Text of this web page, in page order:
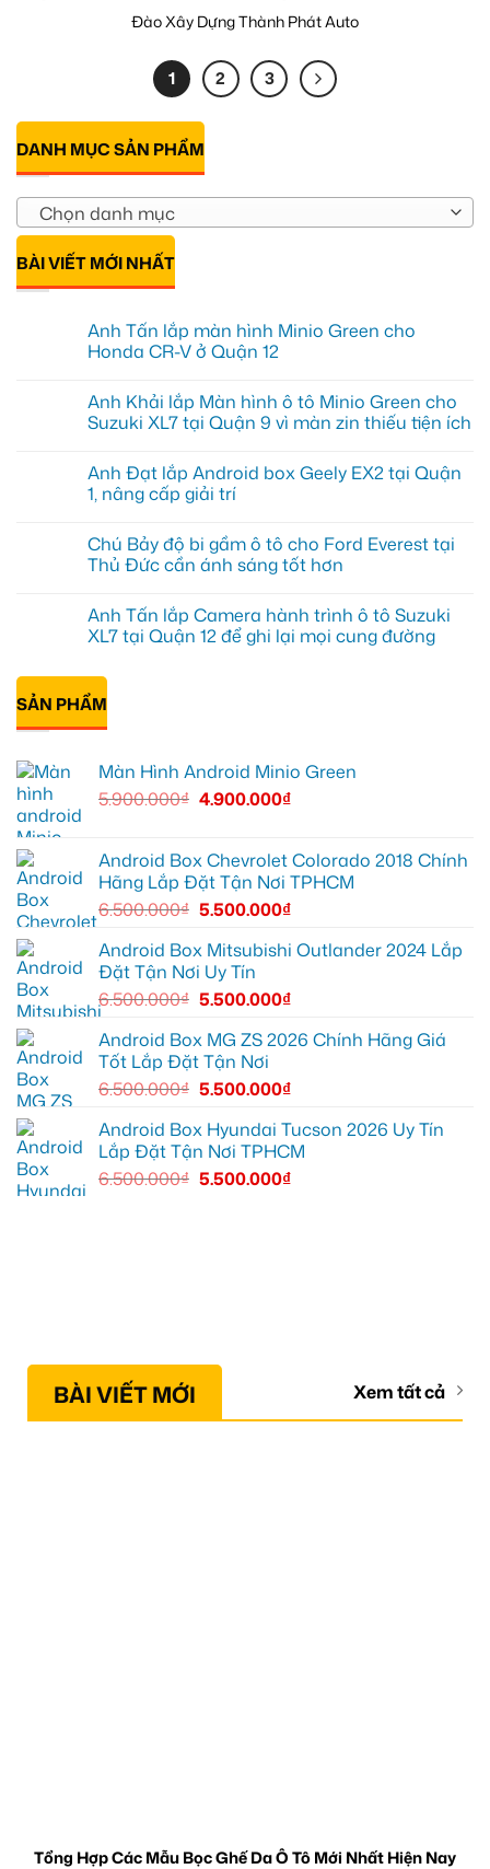
Đào Xây Dựng Thành Phát Auto
1 2 3
DANH MỤC SẢN PHẨM
Chọn danh mục
BÀI VIẾT MỚI NHẤT
Anh Tấn lắp màn hình Minio Green cho
Honda CR-V ở Quận 12
bình
luận
ở
lắp
màn
hình
cho
Honda
CR-
Quận
12
Anh Khải lắp Màn hình ô tô Minio Green cho
Suzuki XL7 tại Quận 9 vì màn zin thiếu tiện ích
bình
luận
ở
lắp
Màn
hình
Minio
Green
cho
Quận
9
vì
thiếu
ích
Anh Đạt lắp Android box Geely EX2 tại Quận
1, nâng cấp giải trí
bình
luận
ở
lắp
Android
box
Quận
1,
nâng
Chú Bảy độ bi gầm ô tô cho Ford Everest tại
Thủ Đức cần ánh sáng tốt hơn
bình
luận
ở
bi
gầm
ô
Ford
Everest
tại
ánh
sáng
tốt
hơn
Anh Tấn lắp Camera hành trình ô tô Suzuki
XL7 tại Quận 12 để ghi lại mọi cung đường
có
bình
luận
ở
Anh
Camera
trình
XL7
tại
Quận
để
ghi
mọi
cung
đường
SẢN PHẨM
Màn Hình Android Minio Green
5.900.000₫ 4.900.000₫
Android Box Chevrolet Colorado 2018 Chính
Hãng Lắp Đặt Tận Nơi TPHCM
6.500.000₫ 5.500.000₫
Android Box Mitsubishi Outlander 2024 Lắp
Đặt Tận Nơi Uy Tín
6.500.000₫ 5.500.000₫
Android Box MG ZS 2026 Chính Hãng Giá
Tốt Lắp Đặt Tận Nơi
6.500.000₫ 5.500.000₫
Android Box Hyundai Tucson 2026 Uy Tín
Lắp Đặt Tận Nơi TPHCM
6.500.000₫ 5.500.000₫
BÀI VIẾT MỚI Xem tất cả
Tổng Hợp Các Mẫu Bọc Ghế Da Ô Tô Mới Nhất Hiện Nay